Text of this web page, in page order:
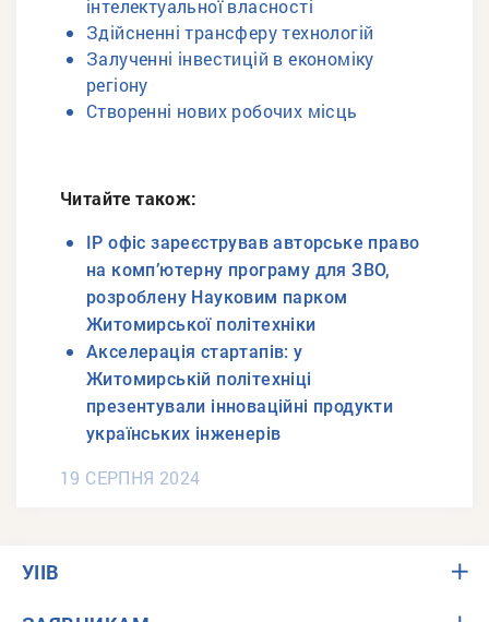
інтелектуальної власності
Здійсненні трансферу технологій
Залученні інвестицій в економіку
регіону
Створенні нових робочих місць
Читайте також:
IP офіс зареєстрував авторське право
на комп’ютерну програму для ЗВО,
розроблену Науковим парком
Житомирської політехніки
Акселерація стартапів: у
Житомирській політехніці
презентували інноваційні продукти
українських інженерів
19 СЕРПНЯ 2024
УІІВ